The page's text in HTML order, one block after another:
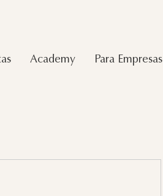
Academy Para Empresas